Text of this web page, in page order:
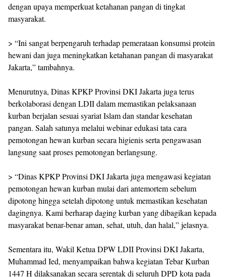
dengan upaya memperkuat ketahanan pangan di tingkat
masyarakat.
> “Ini sangat berpengaruh terhadap pemerataan konsumsi protein
hewani dan juga meningkatkan ketahanan pangan di masyarakat
Jakarta,” tambahnya.
Menurutnya, Dinas KPKP Provinsi DKI Jakarta juga terus
berkolaborasi dengan LDII dalam memastikan pelaksanaan
kurban berjalan sesuai syariat Islam dan standar kesehatan
pangan. Salah satunya melalui webinar edukasi tata cara
pemotongan hewan kurban secara higienis serta pengawasan
langsung saat proses pemotongan berlangsung.
> “Dinas KPKP Provinsi DKI Jakarta juga mengawasi kegiatan
pemotongan hewan kurban mulai dari antemortem sebelum
dipotong hingga setelah dipotong untuk memastikan kesehatan
dagingnya. Kami berharap daging kurban yang dibagikan kepada
masyarakat benar-benar aman, sehat, utuh, dan halal,” jelasnya.
Sementara itu, Wakil Ketua DPW LDII Provinsi DKI Jakarta,
Muhammad Ied, menyampaikan bahwa kegiatan Tebar Kurban
1447 H dilaksanakan secara serentak di seluruh DPD kota pada